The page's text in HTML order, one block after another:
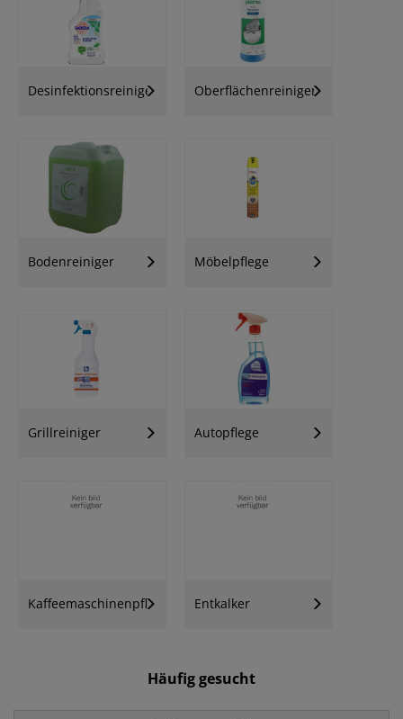
Desinfektionsreiniger Oberflächenreiniger
Bodenreiniger Möbelpflege
Grillreiniger Autopflege
Kaffeemaschinenpflege Entkalker
Häufig gesucht